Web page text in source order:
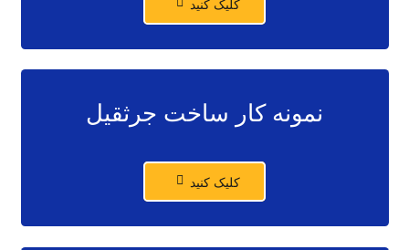
کلیک کنید
نمونه کار ساخت جرثقیل
کلیک کنید